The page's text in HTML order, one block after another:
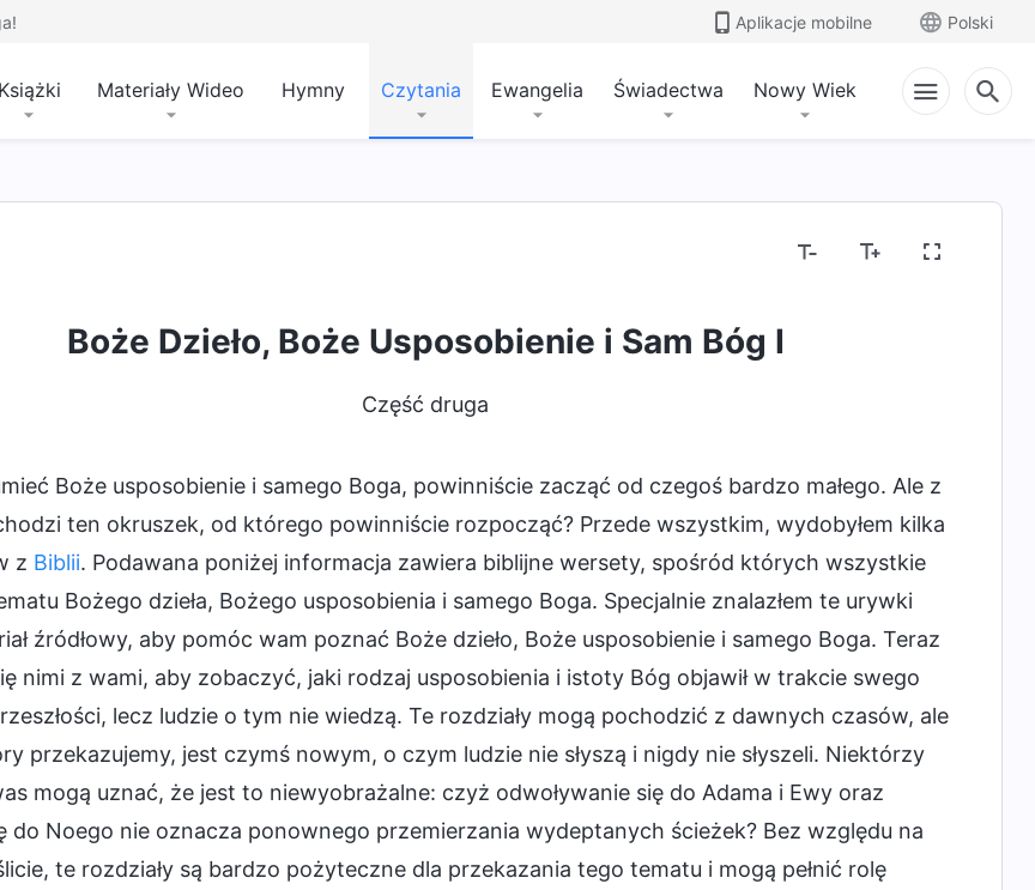
Aplikacje mobilne Polski
Książki Materiały Wideo Hymny Czytania Ewangelia Świadectwa Nowy Wiek
Boże Dzieło, Boże Usposobienie i Sam Bóg I
Część druga
Boże usposobienie i samego Boga, powinniście zacząć od czegoś bardzo małego. Ale z
ten okruszek, od którego powinniście rozpocząć? Przede wszystkim, wydobyłem kilka
z Biblii. Podawana poniżej informacja zawiera biblijne wersety, spośród których wszystkie
Bożego dzieła, Bożego usposobienia i samego Boga. Specjalnie znalazłem te urywki
źródłowy, aby pomóc wam poznać Boże dzieło, Boże usposobienie i samego Boga. Teraz
nimi z wami, aby zobaczyć, jaki rodzaj usposobienia i istoty Bóg objawił w trakcie swego
lecz ludzie o tym nie wiedzą. Te rozdziały mogą pochodzić z dawnych czasów, ale
przekazujemy, jest czymś nowym, o czym ludzie nie słyszą i nigdy nie słyszeli. Niektórzy
mogą uznać, że jest to niewyobrażalne: czyż odwoływanie się do Adama i Ewy oraz
do Noego nie oznacza ponownego przemierzania wydeptanych ścieżek? Bez względu na
te rozdziały są bardzo pożyteczne dla przekazania tego tematu i mogą pełnić rolę